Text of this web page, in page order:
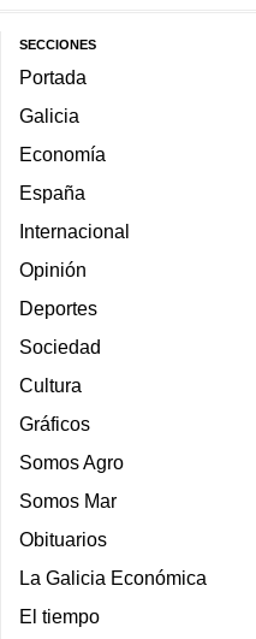
SECCIONES
Portada
Galicia
Economía
España
Internacional
Opinión
Deportes
Sociedad
Cultura
Gráficos
Somos Agro
Somos Mar
Obituarios
La Galicia Económica
El tiempo